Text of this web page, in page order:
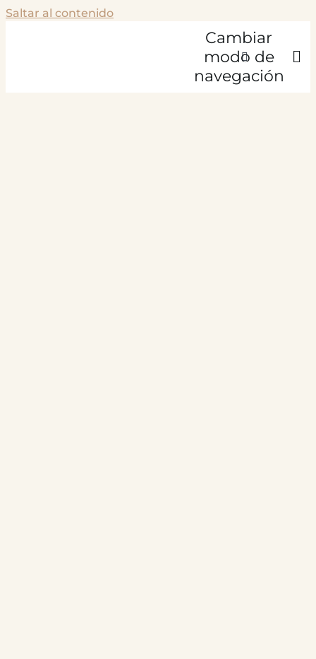
Saltar al contenido
Cambiar
modo de
navegación